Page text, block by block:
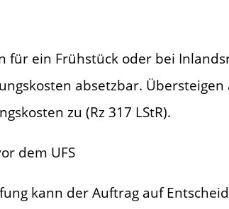
ein Frühstück oder bei
absetzbar.
zu (Rz 317 LStR).
dem UFS
kann der Auftrag auf